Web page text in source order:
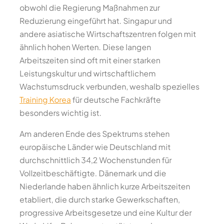
obwohl die Regierung Maßnahmen zur
Reduzierung eingeführt hat. Singapur und
andere asiatische Wirtschaftszentren folgen mit
ähnlich hohen Werten. Diese langen
Arbeitszeiten sind oft mit einer starken
Leistungskultur und wirtschaftlichem
Wachstumsdruck verbunden, weshalb spezielles
Training Koreafür deutsche Fachkräfte
besonders wichtig ist.
Am anderen Ende des Spektrums stehen
europäische Länder wie Deutschland mit
durchschnittlich 34,2 Wochenstunden für
Vollzeitbeschäftigte. Dänemark und die
Niederlande haben ähnlich kurze Arbeitszeiten
etabliert, die durch starke Gewerkschaften,
progressive Arbeitsgesetze und eine Kultur der